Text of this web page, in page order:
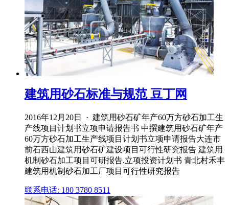
建筑用砂石标准与规范 豆丁网
2016年12月20日 · 建筑用砂石矿年产60万方砂石加工生
产线项目计划书立项申请报告书 中撰建筑用砂石矿年产
60万方砂石加工生产线项目计划书立项申请报告大连市
前石西山建筑用砂石矿建设项目可行性研究报告 建筑用
机制砂石加工项目可研报告.立项投资计划书 青北村禾丰
建筑用机制砂石加工厂项目可行性研究报告
联系电话: 180 3780 8511